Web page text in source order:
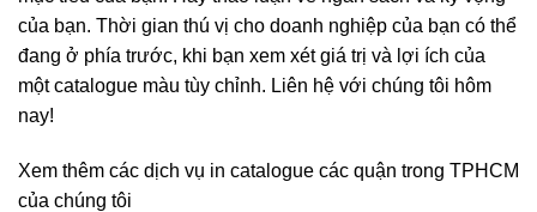
của bạn. Thời gian thú vị cho doanh nghiệp của bạn có thể
đang ở phía trước, khi bạn xem xét giá trị và lợi ích của
một catalogue màu tùy chỉnh. Liên hệ với chúng tôi hôm
nay!
Xem thêm các dịch vụ in catalogue các quận trong TPHCM
của chúng tôi